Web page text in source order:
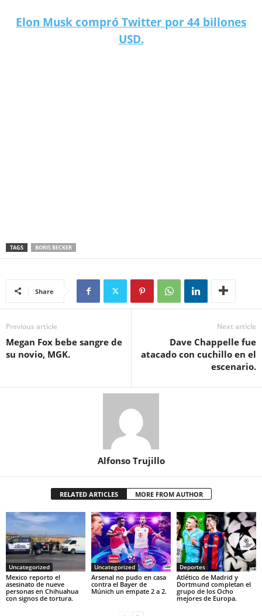
Elon Musk compró Twitter por 44 billones
USD.
TAGS BORIS BECKER
Share
Previous article
Megan Fox bebe sangre de
su novio, MGK.
Next article
Dave Chappelle fue
atacado con cuchillo en el
escenario.
Alfonso Trujillo
RELATED ARTICLES MORE FROM AUTHOR
Uncategorized
Mexico reporto el
asesinato de nueve
personas en Chihuahua
con signos de tortura.
Uncategorized
Arsenal no pudo en casa
contra el Bayer de
Múnich un empate 2 a 2.
Deportes
Atlético de Madrid y
Dortmund completan el
grupo de los Ocho
mejores de Europa.